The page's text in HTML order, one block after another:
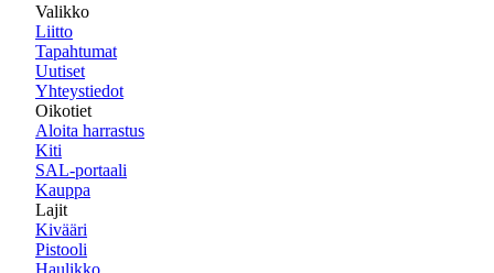
Valikko
Liitto
Tapahtumat
Uutiset
Yhteystiedot
Oikotiet
Aloita harrastus
Kiti
SAL-portaali
Kauppa
Lajit
Kivääri
Pistooli
Haulikko